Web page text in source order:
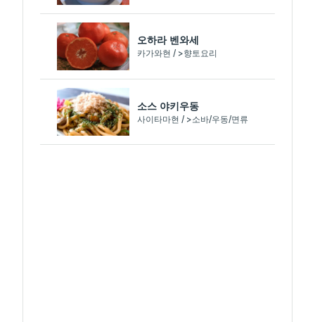
오하라 벤와세
카가와현 / >향토요리
소스 야키우동
사이타마현 / >소바/우동/면류